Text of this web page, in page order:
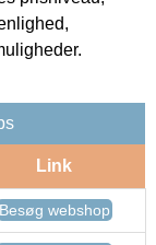
Link
Besøg webshop